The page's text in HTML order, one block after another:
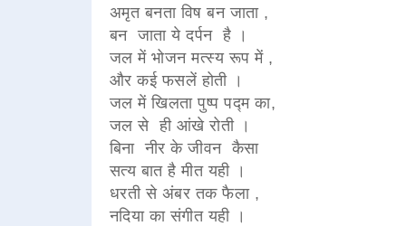
अमृत बनता विष बन जाता ,
बन जाता ये दर्पन है ।
जल में भोजन मत्स्य रूप में ,
और कई फसलें होती ।
जल में खिलता पुष्प पद्म का,
जल से ही आंखे रोती ।
बिना नीर के जीवन कैसा
सत्य बात है मीत यही ।
धरती से अंबर तक फैला ,
नदिया का संगीत यही ।